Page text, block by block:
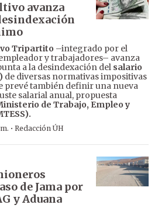
avanza
Tripartito –integrado por el
y trabajadores– avanza
a la desindexación del salario
de diversas normativas impositivas
prevé también definir una nueva
salarial anual, propuesta
de Trabajo, Empleo y
· Redacción ÚH
de Jama por
y Aduana